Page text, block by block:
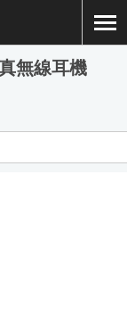
無線耳機